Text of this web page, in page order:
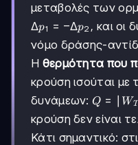
μεταβολές των
Δp_1
=
-Δp_2
Δp1 = −Δp2 , και οι
νόμο δράσης-
Η θερμότητα που
κρούση ισούται
δυνάμεων:Q =
|W_T|
Q = ∣ WT
κρούση δεν είναι
Κάτι σημαντικό: